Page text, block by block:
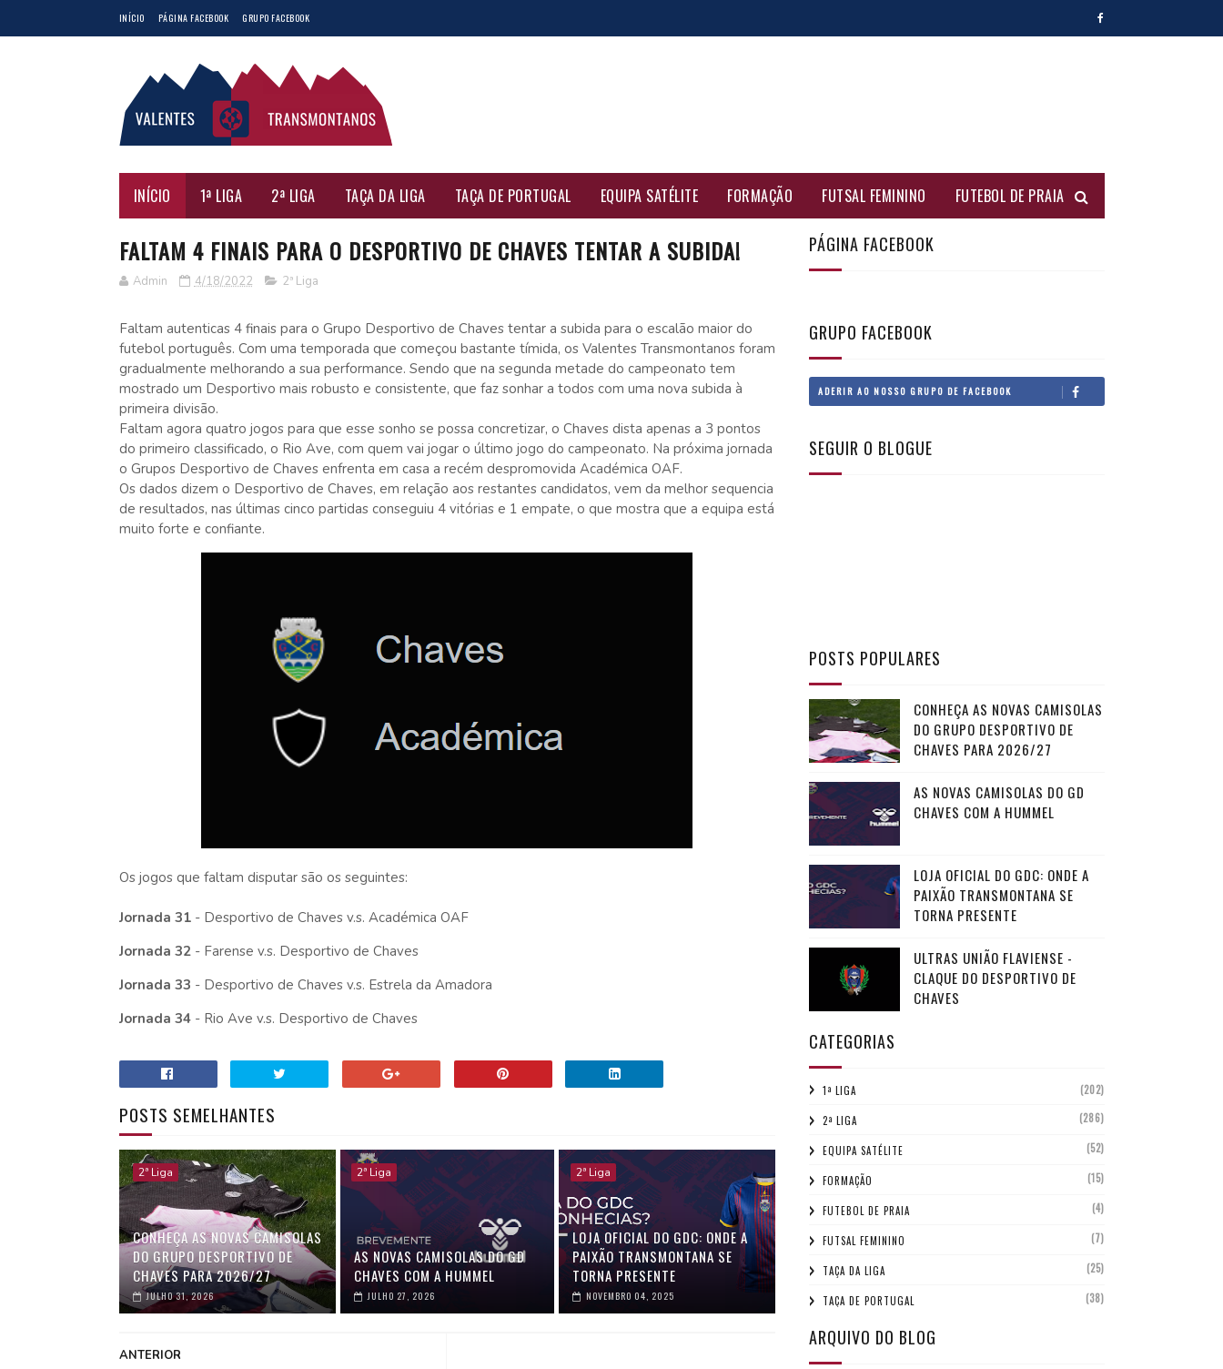
INÍCIO PÁGINA FACEBOOK GRUPO FACEBOOK
INÍCIO 1ª LIGA 2ª LIGA TAÇA DA LIGA TAÇA DE PORTUGAL EQUIPA SATÉLITE FORMAÇÃO FUTSAL FEMININO FUTEBOL DE PRAIA
FALTAM 4 FINAIS PARA O DESPORTIVO DE CHAVES TENTAR A SUBIDA!
Admin 4/18/2022 2ª Liga
Faltam autenticas 4 finais para o Grupo Desportivo de Chaves tentar a subida para o escalão maior do
futebol português. Com uma temporada que começou bastante tímida, os Valentes Transmontanos foram
gradualmente melhorando a sua performance. Sendo que na segunda metade do campeonato tem
mostrado um Desportivo mais robusto e consistente, que faz sonhar a todos com uma nova subida à
primeira divisão.
Faltam agora quatro jogos para que esse sonho se possa concretizar, o Chaves dista apenas a 3 pontos
do primeiro classificado, o Rio Ave, com quem vai jogar o último jogo do campeonato. Na próxima jornada
o Grupos Desportivo de Chaves enfrenta em casa a recém despromovida Académica OAF.
Os dados dizem o Desportivo de Chaves, em relação aos restantes candidatos, vem da melhor sequencia
de resultados, nas últimas cinco partidas conseguiu 4 vitórias e 1 empate, o que mostra que a equipa está
muito forte e confiante.
Os jogos que faltam disputar são os seguintes:
Jornada 31- Desportivo de Chaves v.s. Académica OAF
Jornada 32- Farense v.s. Desportivo de Chaves
Jornada 33 - Desportivo de Chaves v.s. Estrela da Amadora
Jornada 34- Rio Ave v.s. Desportivo de Chaves
POSTS SEMELHANTES
2ª Liga
CONHEÇA AS NOVAS CAMISOLAS
DO GRUPO DESPORTIVO DE
CHAVES PARA 2026/27
JULHO 31, 2026
2ª Liga
AS NOVAS CAMISOLAS DO GD
CHAVES COM A HUMMEL
JULHO 27, 2026
2ª Liga
LOJA OFICIAL DO GDC: ONDE A
PAIXÃO TRANSMONTANA SE
TORNA PRESENTE
NOVEMBRO 04, 2025
ANTERIOR
PÁGINA FACEBOOK
GRUPO FACEBOOK
ADERIR AO NOSSO GRUPO DE FACEBOOK
SEGUIR O BLOGUE
POSTS POPULARES
CONHEÇA AS NOVAS CAMISOLAS
DO GRUPO DESPORTIVO DE
CHAVES PARA 2026/27
AS NOVAS CAMISOLAS DO GD
CHAVES COM A HUMMEL
LOJA OFICIAL DO GDC: ONDE A
PAIXÃO TRANSMONTANA SE
TORNA PRESENTE
ULTRAS UNIÃO FLAVIENSE -
CLAQUE DO DESPORTIVO DE
CHAVES
CATEGORIAS
1ª LIGA (202)
2ª LIGA (286)
EQUIPA SATÉLITE (52)
FORMAÇÃO (15)
FUTEBOL DE PRAIA (4)
FUTSAL FEMININO (7)
TAÇA DA LIGA (25)
TAÇA DE PORTUGAL (38)
ARQUIVO DO BLOG